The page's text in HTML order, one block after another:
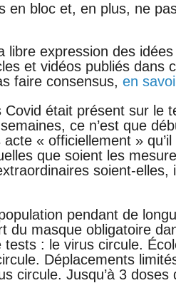
en bloc et, en plus, ne
libre expression des
et vidéos publiés dans
faire consensus, en
était présent sur le
ce n’est que
« officiellement » qu’il
que soient les
soient-elles,
pendant de
du masque obligatoire
tests : le virus circule.
Déplacements
circule. Jusqu’à 3 doses